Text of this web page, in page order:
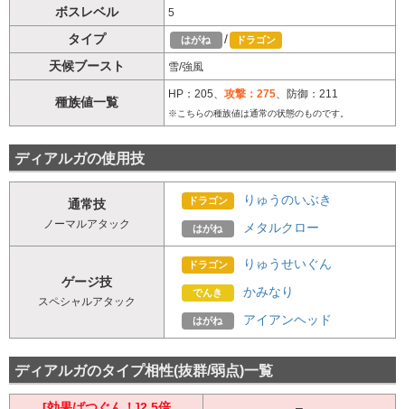
ボスレベル
5
タイプ はがね / ドラゴン
天候ブースト 雪/強風
種族値一覧
HP：205、 攻撃：275、防御：211
※こちらの種族値は通常の状態のものです。
ディアルガの使用技
通常技
ノーマルアタック
ドラゴン りゅうのいぶき
はがね メタルクロー
ゲージ技
スペシャルアタック
ドラゴン りゅうせいぐん
でんき かみなり
はがね アイアンヘッド
ディアルガのタイプ相性(抜群/弱点)一覧